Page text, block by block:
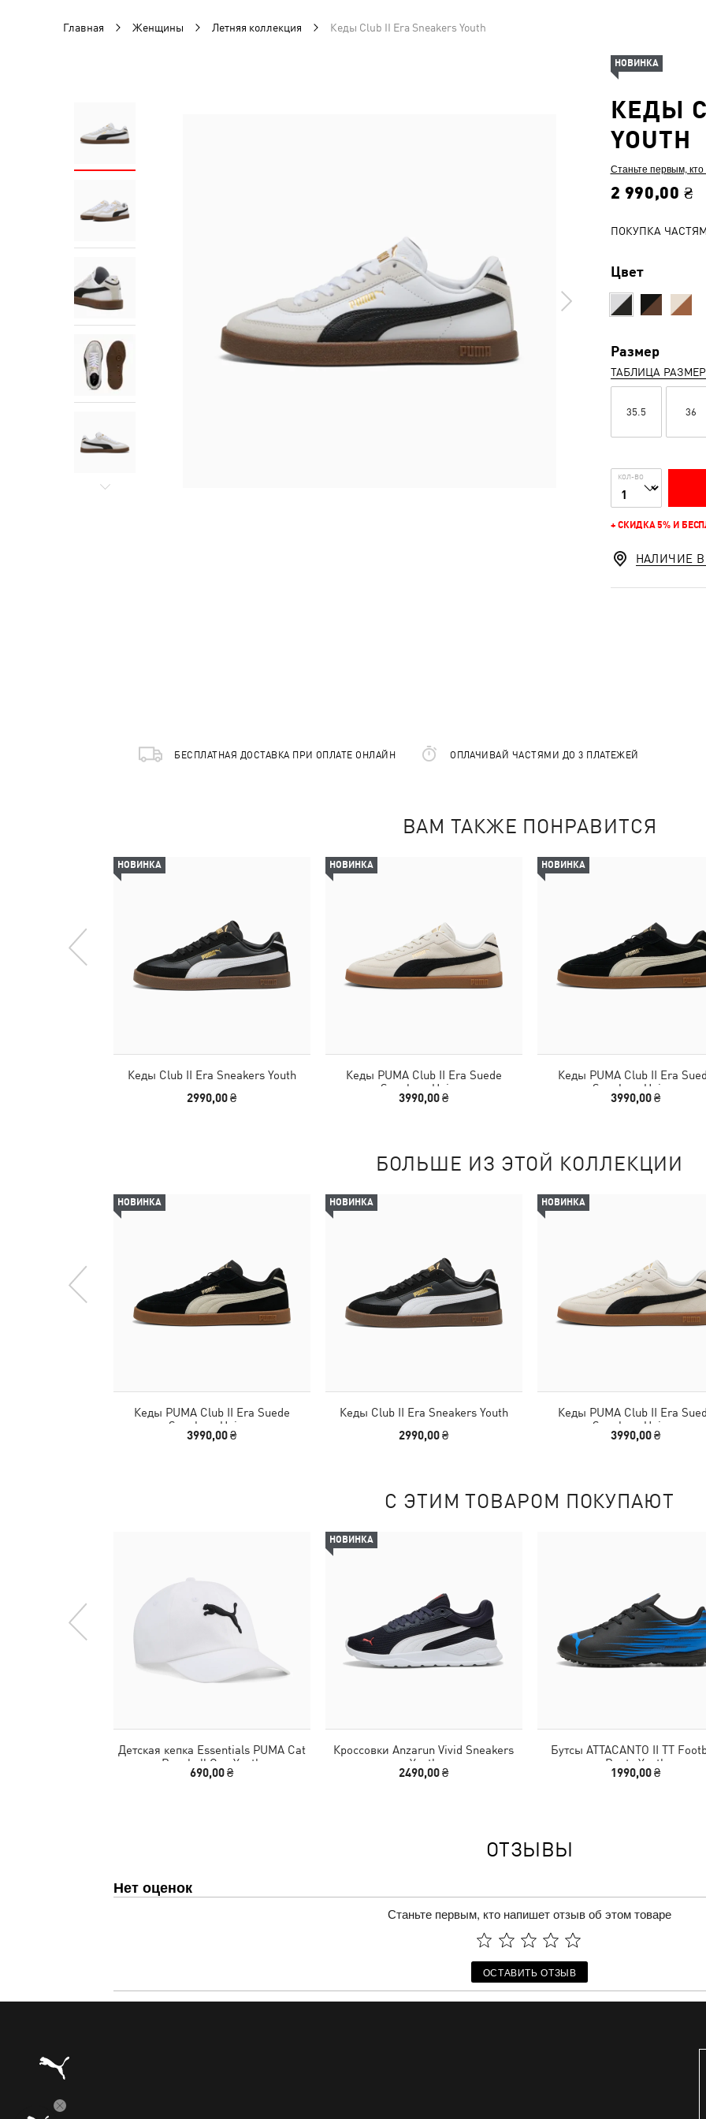
Главная Женщины Летняя коллекция Кеды Club II Era Sneakers Youth
КЕДЫ
YOUTH
Станьте первым,
2 990,00 ₴
ПОКУПКА
Цвет
Размер
ТАБЛИЦА
35.5 36
КОЛ-ВО
+ СКИДКА 5% И
НОВИНКА
НАЛИЧИЕ
БЕСПЛАТНАЯ ДОСТАВКА ПРИ ОПЛАТЕ ОНЛАЙН ОПЛАЧИВАЙ ЧАСТЯМИ ДО 3 ПЛАТЕЖЕЙ
ВАМ ТАКЖЕ ПОНРАВИТСЯ
НОВИНКА
Кеды Club II Era Sneakers Youth
2990,00 ₴
НОВИНКА
Кеды PUMA Club II Era Suede
Sneakers Unisex
3990,00 ₴
НОВИНКА
Кеды PUMA Club II Era
Sneakers Unisex
3990,00 ₴
БОЛЬШЕ ИЗ ЭТОЙ КОЛЛЕКЦИИ
НОВИНКА
Кеды PUMA Club II Era Suede
Sneakers Unisex
3990,00 ₴
НОВИНКА
Кеды Club II Era Sneakers Youth
2990,00 ₴
НОВИНКА
Кеды PUMA Club II Era
Sneakers Unisex
3990,00 ₴
С ЭТИМ ТОВАРОМ ПОКУПАЮТ
Детская кепка Essentials PUMA Cat
Baseball Cap Youth
690,00 ₴
НОВИНКА
Кроссовки Anzarun Vivid Sneakers
Youth
2490,00 ₴
Бутсы ATTACANTO II TT
Boots Youth
1990,00 ₴
ОТЗЫВЫ
Нет оценок
Станьте первым, кто напишет отзыв об этом товаре
ОСТАВИТЬ ОТЗЫВ